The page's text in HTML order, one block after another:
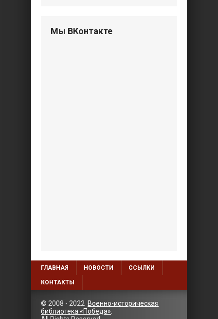
Мы ВКонтакте
ГЛАВНАЯ НОВОСТИ ССЫЛКИ
КОНТАКТЫ
© 2008 - 2022 Военно-историческая
библиотека «Победа»